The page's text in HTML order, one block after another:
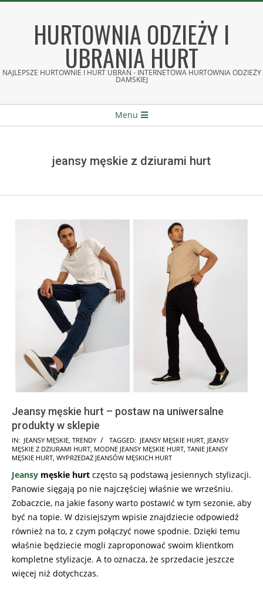
HURTOWNIA ODZIEŻY I
UBRANIA HURT
NAJLEPSZE HURTOWNIE I HURT UBRAŃ - INTERNETOWA HURTOWNIA ODZIEŻY
DAMSKIEJ
Menu
jeansy męskie z dziurami hurt
Jeansy męskie hurt – postaw na uniwersalne
produkty w sklepie
2022-
08-
IN: JEANSY MĘSKIE TRENDY TAGGED: JEANSY MĘSKIE HURT JEANSY
MĘSKIE Z DZIURAMI HURT MODNE JEANSY MĘSKIE HURT TANIE JEANSY
MĘSKIE HURT WYPRZEDAŻ JEANSÓW MĘSKICH HURT
Jeansy męskie hurt często są podstawą jesiennych stylizacji.
Panowie sięgają po nie najczęściej właśnie we wrześniu.
Zobaczcie, na jakie fasony warto postawić w tym sezonie, aby
być na topie. W dzisiejszym wpisie znajdziecie odpowiedź
również na to, z czym połączyć nowe spodnie. Dzięki temu
właśnie będziecie mogli zaproponować swoim klientkom
kompletne stylizacje. A to oznacza, że sprzedacie jeszcze
więcej niż dotychczas.